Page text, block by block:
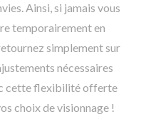
Ainsi, si jamais vous
temporairement en
simplement sur
nécessaires
cette flexibilité offerte
choix de visionnage !